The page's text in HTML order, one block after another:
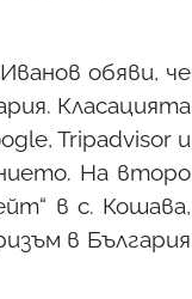
обяви, че
Класацията
Tripadvisor и
На второ
в с. Кошава,
в България